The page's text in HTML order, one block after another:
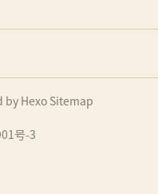
by Hexo Sitemap
号-3